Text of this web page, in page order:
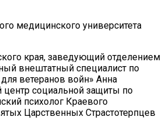
медицинского университета
края, заведующий отделением
внештатный специалист по
ветеранов войн» Анна
социальной защиты по
психолог Краевого
Царственных Страстотерпцев